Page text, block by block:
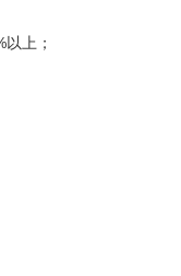
上；